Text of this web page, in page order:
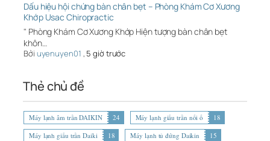
Dấu hiệu hội chứng bàn chân bẹt – Phòng Khám Cơ Xương
Khớp Usac Chiropractic
" Phòng Khám Cơ Xương Khớp Hiện tượng bàn chân bẹt
khôn…
Bởi uyenuyen01 , 5 giờ trước
Thẻ chủ đề
Máy lạnh âm trần DAIKIN 24 Máy lạnh giấu trần nối ố
18
Máy lạnh giấu trần Daiki
18 Máy lạnh tủ đứng Daikin
15